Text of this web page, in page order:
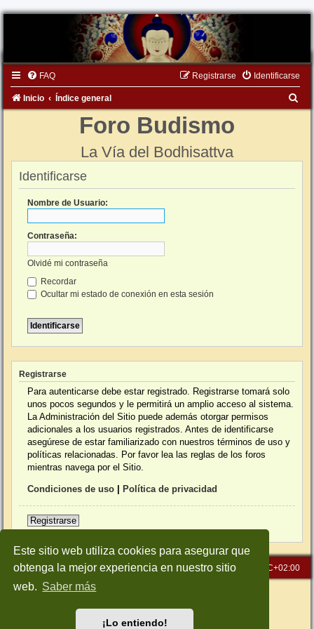
Este sitio web utiliza cookies para asegurar que
obtenga la mejor experiencia en nuestro sitio
web. Saber más
¡Lo entiendo!
FAQ Identificarse
Registrarse
Inicio Índice general
Foro Budismo
La Vía del Bodhisattva
Identificarse
Nombre de Usuario:
Contraseña:
Olvidé mi contraseña
Recordar
Ocultar mi estado de conexión en esta sesión
Registrarse
Para autenticarse debe estar registrado. Registrarse tomará solo
unos pocos segundos y le permitirá un amplio acceso al sistema.
La Administración del Sitio puede además otorgar permisos
adicionales a los usuarios registrados. Antes de identificarse
asegúrese de estar familiarizado con nuestros términos de uso y
políticas relacionadas. Por favor lea las reglas de los foros
mientras navega por el Sitio.
Condiciones de uso Política de privacidad
Registrarse
Inicio Índice general Todos los horarios son UTC+02:00
Desarrollado porphpBB